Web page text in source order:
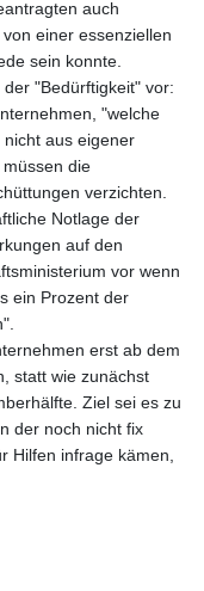
auch
einer essenziellen
sein konnte.
"Bedürftigkeit" vor:
"welche
aus eigener
die
verzichten.
Notlage der
auf den
vor wenn
ein Prozent der
erst ab dem
statt wie zunächst
Ziel sei es zu
der noch nicht fix
Hilfen infrage kämen,